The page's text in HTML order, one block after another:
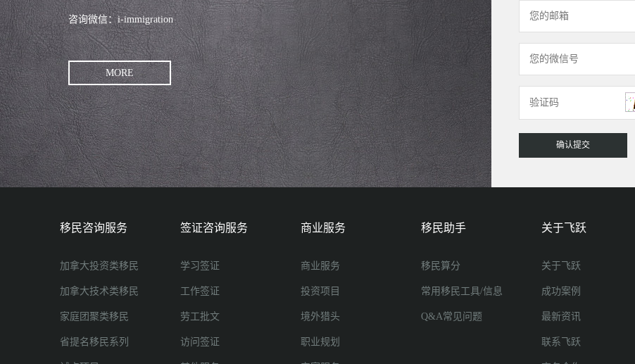
咨询微信：i-immigration
MORE
移民咨询服务
加拿大投资类移民
加拿大技术类移民
家庭团聚类移民
省提名移民系列
签证咨询服务
学习签证
工作签证
劳工批文
访问签证
商业服务
商业服务
投资项目
境外猎头
职业规划
移民助手
移民算分
常用移民工具/信息
Q&A常见问题
关于飞跃
关于飞跃
成功案例
最新资讯
联系飞跃